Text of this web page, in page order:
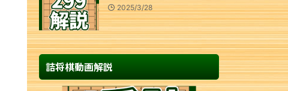
2025/3/28
詰将棋動画解説